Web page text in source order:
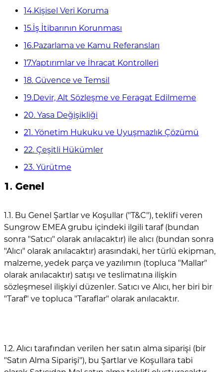
14.Kişisel Veri Koruma
15.İş İtibarının Korunması
16.Pazarlama ve Kamu Referansları
17.Yaptırımlar ve İhracat Kontrolleri
18. Güvence ve Temsil
19.Devir, Alt Sözleşme ve Feragat Edilmeme
20. Yasa Değişikliği
21. Yönetim Hukuku ve Uyuşmazlık Çözümü
22. Çeşitli Hükümler
23. Yürütme
1. Genel
1.1. Bu Genel Şartlar ve Koşullar ("T&C"), teklifi veren
Sungrow EMEA grubu içindeki ilgili taraf (bundan
sonra "Satıcı" olarak anılacaktır) ile alıcı (bundan sonra
"Alıcı" olarak anılacaktır) arasındaki, her türlü ekipman,
malzeme, yedek parça ve yazılımın (topluca "Mallar"
olarak anılacaktır) satışı ve teslimatına ilişkin
sözleşmesel ilişkiyi düzenler. Satıcı ve Alıcı, her biri bir
"Taraf" ve topluca "Taraflar" olarak anılacaktır.
1.2. Alıcı tarafından verilen her satın alma siparişi (bir
"Satın Alma Siparişi"), bu Şartlar ve Koşullara tabi